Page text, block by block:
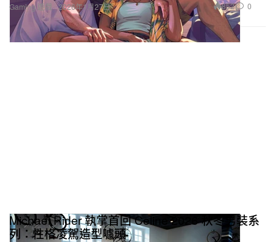
Gaming 遊戲 2026年1月27日 852 0
Michael Rider 執掌首回 Celine 2026 秋冬男裝系
列：性格凌駕造型噱頭